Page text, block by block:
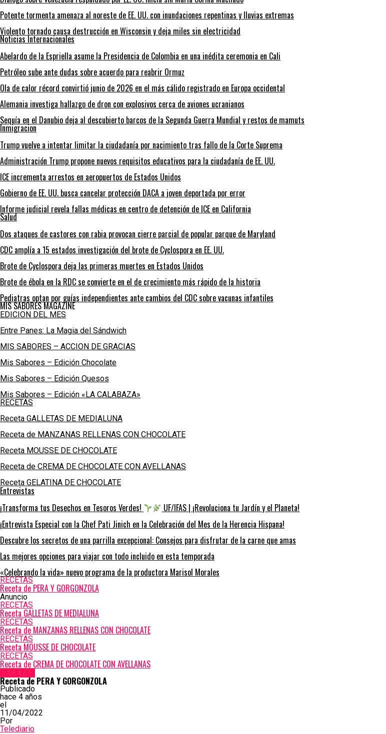
Potente tormenta amenaza al noreste de EE. UU. con inundaciones repentinas y lluvias extremas
Violento tornado causa destrucción en Wisconsin y deja miles sin electricidad
Noticias Internacionales
Abelardo de la Espriella asume la Presidencia de Colombia en una inédita ceremonia en Cali
Petróleo sube ante dudas sobre acuerdo para reabrir Ormuz
Ola de calor récord convirtió junio de 2026 en el más cálido registrado en Europa occidental
Alemania investiga hallazgo de dron con explosivos cerca de aviones ucranianos
Sequía en el Danubio deja al descubierto barcos de la Segunda Guerra Mundial y restos de mamuts
Inmigracion
Trump vuelve a intentar limitar la ciudadanía por nacimiento tras fallo de la Corte Suprema
Administración Trump propone nuevos requisitos educativos para la ciudadanía de EE. UU.
ICE incrementa arrestos en aeropuertos de Estados Unidos
Gobierno de EE. UU. busca cancelar protección DACA a joven deportada por error
Informe judicial revela fallas médicas en centro de detención de ICE en California
Salud
Dos ataques de castores con rabia provocan cierre parcial de popular parque de Maryland
CDC amplía a 15 estados investigación del brote de Cyclospora en EE. UU.
Brote de Cyclospora deja las primeras muertes en Estados Unidos
Brote de ébola en la RDC se convierte en el de crecimiento más rápido de la historia
Pediatras optan por guías independientes ante cambios del CDC sobre vacunas infantiles
MIS SABORES MAGAZINE
EDICION DEL MES
Entre Panes: La Magia del Sándwich
MIS SABORES – ACCION DE GRACIAS
Mis Sabores – Edición Chocolate
Mis Sabores – Edición Quesos
Mis Sabores – Edición «LA CALABAZA»
RECETAS
Receta GALLETAS DE MEDIALUNA
Receta de MANZANAS RELLENAS CON CHOCOLATE
Receta MOUSSE DE CHOCOLATE
Receta de CREMA DE CHOCOLATE CON AVELLANAS
Receta GELATINA DE CHOCOLATE
Entrevistas
¡Transforma tus Desechos en Tesoros Verdes!
UF/IFAS | ¡Revoluciona tu Jardín y el Planeta!
¡Entrevista Especial con la Chef Pati Jinich en la Celebración del Mes de la Herencia Hispana!
Descubre los secretos de una parrilla excepcional: Consejos para disfrutar de la carne que amas
Las mejores opciones para viajar con todo incluido en esta temporada
«Celebrando la vida» nuevo programa de la productora Marisol Morales
RECETAS
Receta de PERA Y GORGONZOLA
Anuncio
RECETAS
Receta GALLETAS DE MEDIALUNA
RECETAS
Receta de MANZANAS RELLENAS CON CHOCOLATE
RECETAS
Receta MOUSSE DE CHOCOLATE
RECETAS
Receta de CREMA DE CHOCOLATE CON AVELLANAS
RECETAS
Receta de PERA Y GORGONZOLA
Publicado
hace 4 años
el
11/04/2022
Por
Telediario